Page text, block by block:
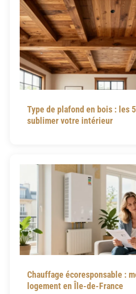
Type de plafond en bois : les
sublimer votre intérieur
Chauffage écoresponsable :
logement en Île-de-France